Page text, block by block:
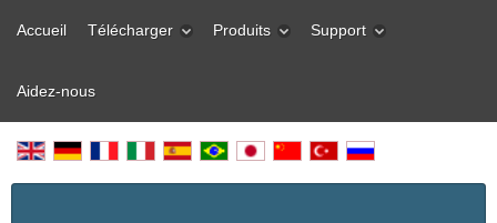
Accueil Télécharger Produits Support
Aidez-nous